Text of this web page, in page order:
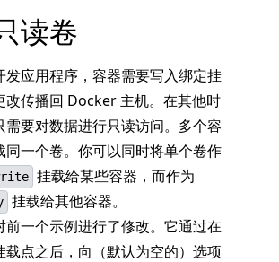
读卷
发应用程序，容器需要写入绑定挂
改传播回 Docker 主机。在其他时
需要对数据进行只读访问。多个容
同一个卷。你可以同时将单个卷作
挂载给某些容器，而作为
挂载给其他容器。
前一个示例进行了修改。它通过在
载点之后，向（默认为空的）选项